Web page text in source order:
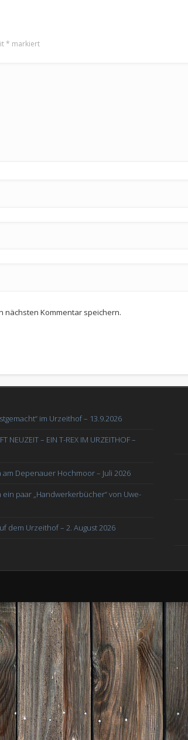
* markiert
nächsten Kommentar speichern.
im Urzeithof – 13.9.2026
NEUZEIT – EIN T-REX IM URZEITHOF –
am Depenauer Hochmoor – Juli 2026
ein paar „Handwerkerbücher“ von Uwe-
dem Urzeithof – 2. August 2026